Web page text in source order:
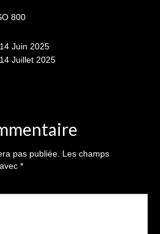
800
14 Juin 2025
14 Juillet 2025
pas publiée. Les champs
*